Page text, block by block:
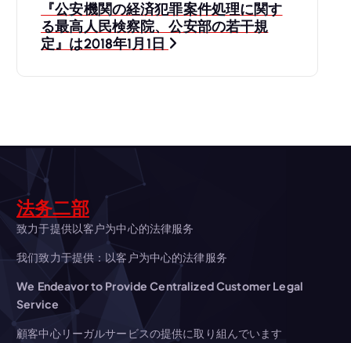
ビ
シ
ョ
ン
『公安機関の経済犯罪案件処理に関す
る最高人民検察院、公安部の若干規
定』は2018年1月1日
法务二部
致力于提供以客户为中心的法律服务
我们致力于提供：以客户为中心的法律服务
We Endeavor to Provide Centralized Customer Legal
Service
顧客中心リーガルサービスの提供に取り組んでいます